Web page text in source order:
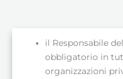
il Responsabile
obbligatorio in
organizzazioni